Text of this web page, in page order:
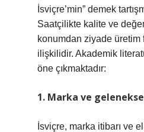
İsviçre’min” demek
Saatçilikte kalite ve
konumdan ziyade üretim
ilişkilidir. Akademik
öne çıkmaktadır:
1. Marka ve
İsviçre, marka itibarı ve